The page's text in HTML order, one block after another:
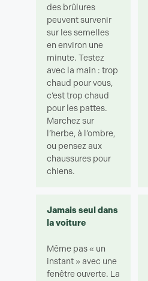
des brûlures
peuvent survenir
sur les semelles
en environ une
minute. Testez
avec la main : trop
chaud pour vous,
c’est trop chaud
pour les pattes.
Marchez sur
l’herbe, à l’ombre,
ou pensez aux
chaussures pour
chiens.
Jamais seul dans
la voiture
Même pas « un
instant » avec une
fenêtre ouverte. La